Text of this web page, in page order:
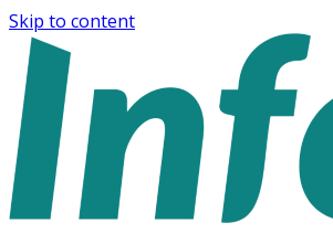
Skip to content